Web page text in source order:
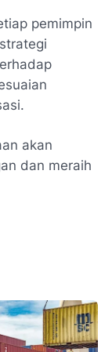
pemimpin
akan
dan meraih